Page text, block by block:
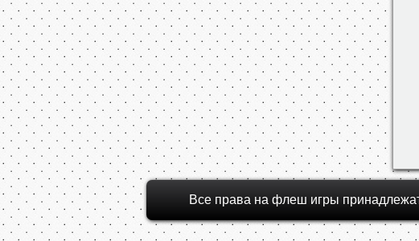
Все права на флеш игры